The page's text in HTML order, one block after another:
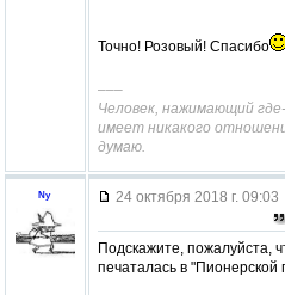
Точно! Розовый! Спасибо
–––
Человек, нажимающий
имеет никакого
думаю.
Ny
24 октября 2018 г. 09:03
Подскажите, пожалуйста,
печаталась в "Пионерской